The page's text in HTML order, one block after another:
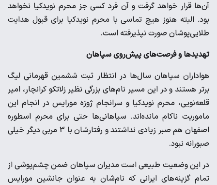
آن‌ها قرار خواهد گرفت و آن فرد کسی جز محرم نویدکیا نخواهد
بود. البته هنوز هیچ تماسی با محرم نویدکیا برای قبول هدایت
طلایی‌پوشان صورت نپذیرفته است.
تهدیدها و فرصت‌های پیش‌روی سپاهان
هواداران سپاهان سال‌ها در انتظار ثبت ششمین قهرمانی لیگ
برتر هستند و در این مسیر نام‌های بزرگی نظیر زلاتکو کرانچار، امیر
قلعه‌نویی، محرم نویدکیا و سرانجام ژوزه مورایس در انجام این
ماموریت ناکام مانده‌اند. سپاهانی‌ها حتی برای محرم اسطوره
اصفهان هم صبر زیادی نداشتند و رفتارشان با 3 مربی دیگر خیلی
صبورانه نبود.
در این وضعیت طبیعی است مدیران سپاهان ضمن چشم‌پوشی از
تمام گزینه‌های ایرانی که نام‌شان به عنوان جانشین مورایس